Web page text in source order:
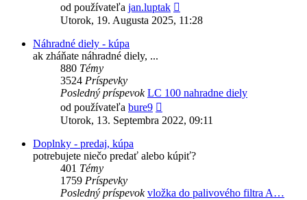
od používateľa jan.luptak
posledný
Utorok, 19. Augusta 2025, 11:28
Náhradné diely - kúpa
ak zháňate náhradné diely, ...
880 Témy
3524 Príspevky
Posledný príspevok LC 100 nahradne diely
od používateľa bure9
posledný
Utorok, 13. Septembra 2022, 09:11
Doplnky - predaj, kúpa
potrebujete niečo predať alebo kúpiť?
401 Témy
1759 Príspevky
Posledný príspevok vložka do palivového filtra A…